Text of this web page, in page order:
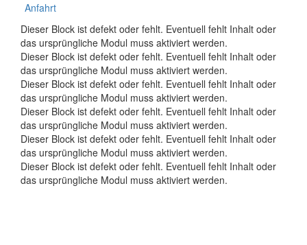
Anfahrt
Dieser Block ist defekt oder fehlt. Eventuell fehlt Inhalt oder
das ursprüngliche Modul muss aktiviert werden.
Dieser Block ist defekt oder fehlt. Eventuell fehlt Inhalt oder
das ursprüngliche Modul muss aktiviert werden.
Dieser Block ist defekt oder fehlt. Eventuell fehlt Inhalt oder
das ursprüngliche Modul muss aktiviert werden.
Dieser Block ist defekt oder fehlt. Eventuell fehlt Inhalt oder
das ursprüngliche Modul muss aktiviert werden.
Dieser Block ist defekt oder fehlt. Eventuell fehlt Inhalt oder
das ursprüngliche Modul muss aktiviert werden.
Dieser Block ist defekt oder fehlt. Eventuell fehlt Inhalt oder
das ursprüngliche Modul muss aktiviert werden.